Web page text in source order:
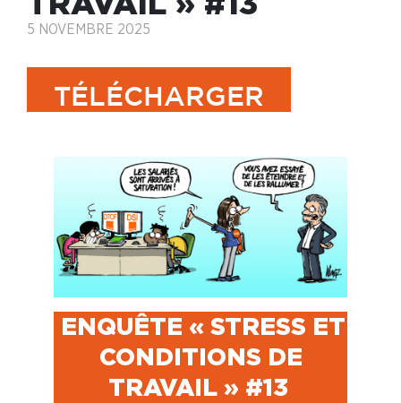
5 NOVEMBRE 2025
TÉLÉCHARGER
ENQUÊTE « STRESS ET
CONDITIONS DE
TRAVAIL » #13